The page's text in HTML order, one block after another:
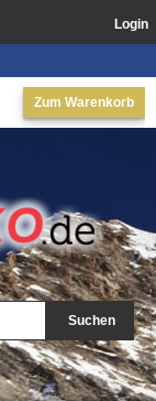
Suchen
Login
Zum Warenkorb